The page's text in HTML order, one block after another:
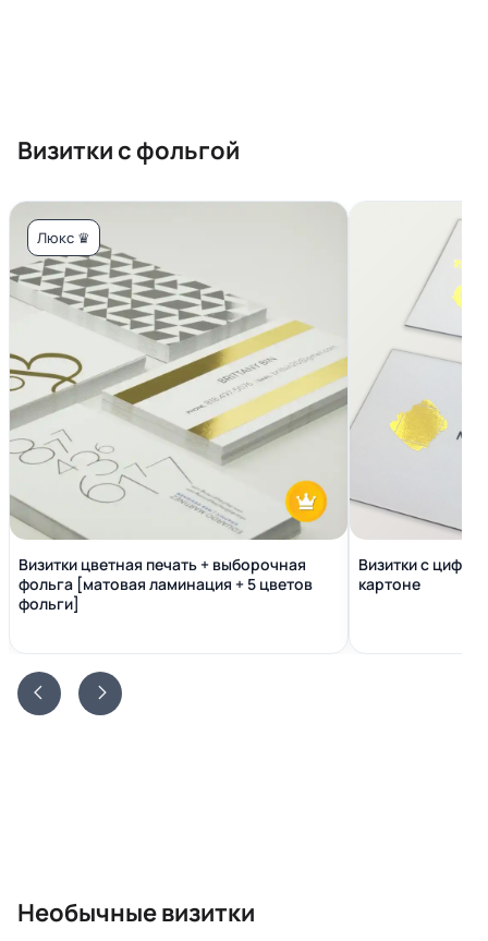
Визитки с фольгой
Люкс ♛
Визитки цветная печать + выборочная
фольга [матовая ламинация + 5 цветов
фольги]
Визитки с
картоне
Необычные визитки